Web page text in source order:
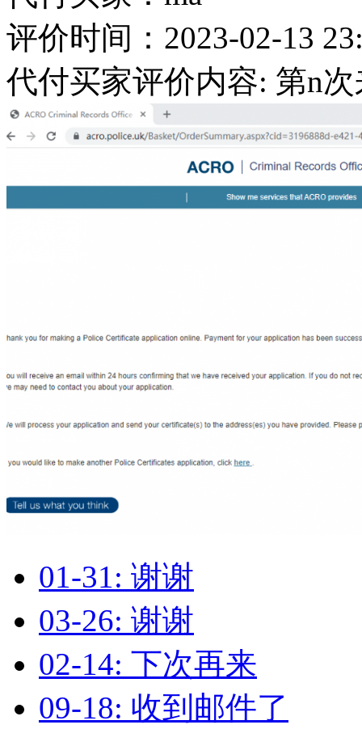
评价时间：2023-02-13
代付买家评价内容: 第n
01-31: 谢谢
03-26: 谢谢
02-14: 下次再来
09-18: 收到邮件了